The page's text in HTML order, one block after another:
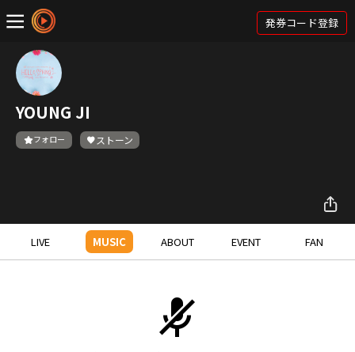
発券コード登録
YOUNG JI
フォロー ストーン
LIVE MUSIC ABOUT EVENT FAN